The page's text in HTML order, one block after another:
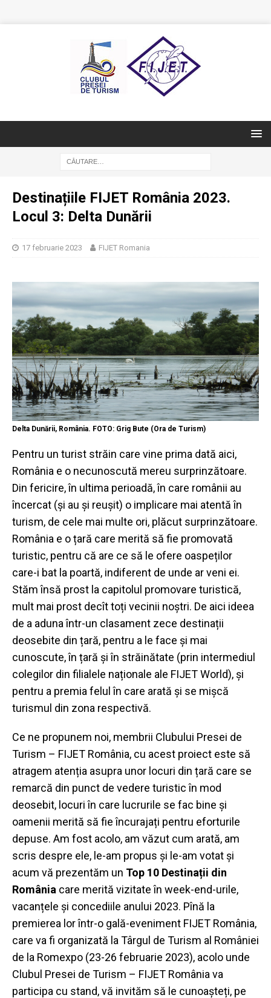
Destinațiile FIJET România 2023.
Locul 3: Delta Dunării
17 februarie 2023 FIJET Romania
Delta Dunării, România. FOTO: Grig Bute (Ora de Turism)
Pentru un turist străin care vine prima dată aici,
România e o necunoscută mereu surprinzătoare.
Din fericire, în ultima perioadă, în care românii au
încercat (și au și reușit) o implicare mai atentă în
turism, de cele mai multe ori, plăcut surprinzătoare.
România e o țară care merită să fie promovată
turistic, pentru că are ce să le ofere oaspeților
care-i bat la poartă, indiferent de unde ar veni ei.
Stăm însă prost la capitolul promovare turistică,
mult mai prost decît toți vecinii noștri. De aici ideea
de a aduna într-un clasament zece destinații
deosebite din țară, pentru a le face și mai
cunoscute, în țară și în străinătate (prin intermediul
colegilor din filialele naționale ale FIJET World), și
pentru a premia felul în care arată și se mișcă
turismul din zona respectivă.
Ce ne propunem noi, membrii Clubului Presei de
Turism – FIJET România, cu acest proiect este să
atragem atenția asupra unor locuri din țară care se
remarcă din punct de vedere turistic în mod
deosebit, locuri în care lucrurile se fac bine și
oamenii merită să fie încurajați pentru eforturile
depuse. Am fost acolo, am văzut cum arată, am
scris despre ele, le-am propus și le-am votat și
acum vă prezentăm un Top 10 Destinații din
România care merită vizitate în week-end-urile,
vacanțele și concediile anului 2023. Pînă la
premierea lor într-o gală-eveniment FIJET România,
care va fi organizată la Târgul de Turism al României
de la Romexpo (23-26 februarie 2023), acolo unde
Clubul Presei de Turism – FIJET România va
participa cu stand, vă invităm să le cunoașteți, pe